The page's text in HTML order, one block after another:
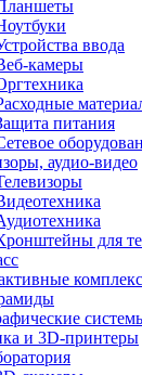
ввода
камеры
питания
аудио-видео
для
и 3D-принтеры